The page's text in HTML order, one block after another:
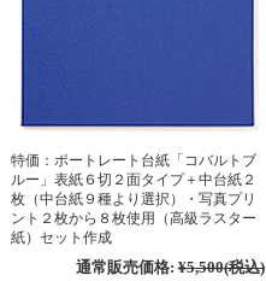
特価：ポートレート台紙「コバルトブ
ルー」表紙６切２面タイプ＋中台紙２
枚（中台紙９種より選択）・写真プリ
ント２枚から８枚使用（高級ラスター
紙）セット作成
通常販売価格: ¥5,500(税込)